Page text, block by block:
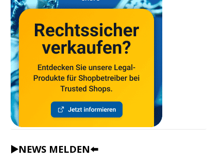
▶️NEWS MELDEN⬅️